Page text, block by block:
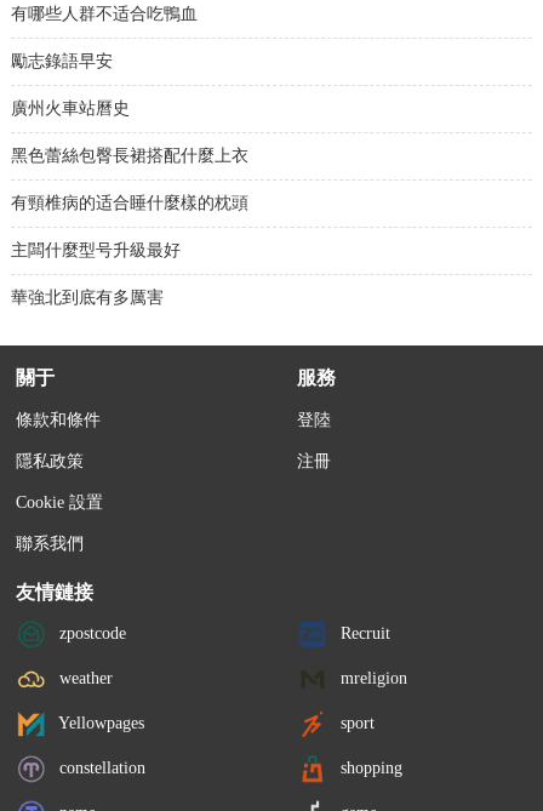
有哪些人群不适合吃鴨血
勵志錄語早安
廣州火車站曆史
黑色蕾絲包臀長裙搭配什麼上衣
有頸椎病的适合睡什麼樣的枕頭
主闆什麼型号升級最好
華強北到底有多厲害
關于
條款和條件
隱私政策
Cookie 設置
聯系我們
服務
登陸
注冊
友情鏈接
zpostcode Recruit
weather mreligion
Yellowpages sport
constellation shopping